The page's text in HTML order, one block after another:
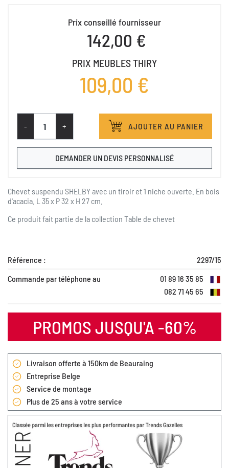
Prix conseillé fournisseur
142,00 €
PRIX MEUBLES THIRY
109,00 €
- + AJOUTER AU PANIER
DEMANDER UN DEVIS PERSONNALISÉ
Chevet suspendu SHELBY avec un tiroir et 1 niche ouverte. En bois
d'acacia. L 35 x P 32 x H 27 cm.
Ce produit fait partie de la collection Table de chevet
Référence :
2297/15
Commande par téléphone au
01 89 16 35 85
082 71 45 65
PROMOS JUSQU'A -60%
Livraison offerte à 150km de Beauraing
Entreprise Belge
Service de montage
Plus de 25 ans à votre service